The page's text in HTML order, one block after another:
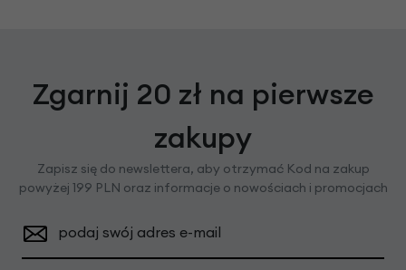
Zgarnij 20 zł na pierwsze
zakupy
Zapisz się do newslettera, aby otrzymać Kod na zakup
powyżej 199 PLN oraz informacje o nowościach i promocjach
podaj swój adres e-mail